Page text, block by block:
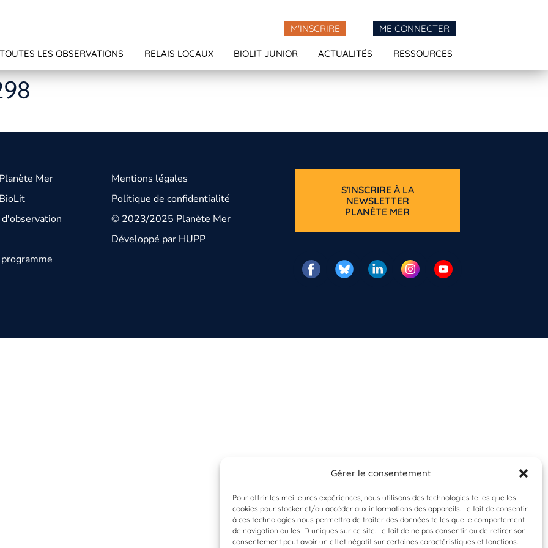
Gérer le consentement
Pour offrir les meilleures expériences, nous utilisons des technologies telles que les
cookies pour stocker et/ou accéder aux informations des appareils. Le fait de consentir
à ces technologies nous permettra de traiter des données telles que le comportement
de navigation ou les ID uniques sur ce site. Le fait de ne pas consentir ou de retirer son
consentement peut avoir un effet négatif sur certaines caractéristiques et fonctions.
M'INSCRIRE ME CONNECTER
TOUTES LES OBSERVATIONS RELAIS LOCAUX BIOLIT JUNIOR ACTUALITÉS RESSOURCES
Mer
Mentions légales
Politique de confidentialité
© 2023/2025 Planète Mer
Développé parHUPP
S'INSCRIRE À LA
NEWSLETTER
PLANÈTE MER